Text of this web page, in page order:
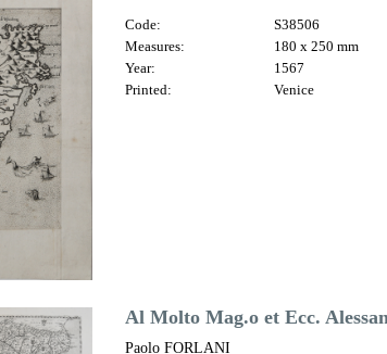
Code:
S38506
Measures:
180 x 250 mm
Year:
1567
Printed:
Venice
Al Molto Mag.o et Ecc.
Paolo FORLANI